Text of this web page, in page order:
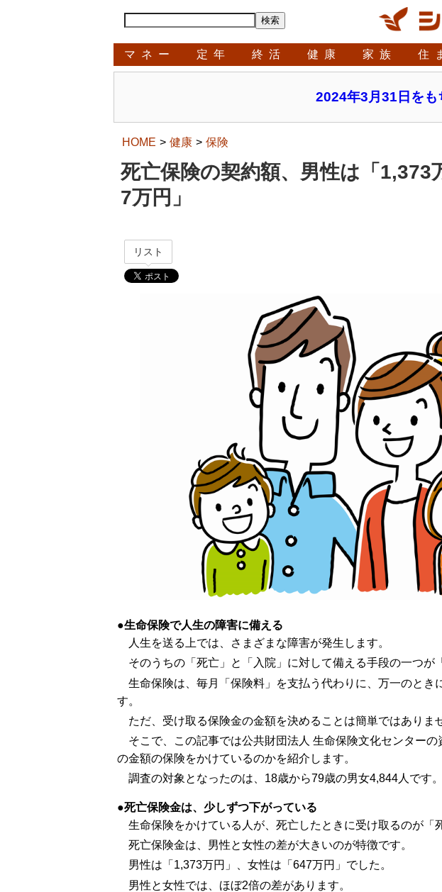
マネー 定年 終活 健康 家族 住
2024年3月31日をも
HOME 健康 保険
死亡保険の契約額、男性は「1,373
7万円」
リスト
生命保険で人生の障害に備える
人生を送る上では、さまざまな障害が発生します。
そのうちの「死亡」と「入院」に対して備える手段の一つが
生命保険は、毎月「保険料」を支払う代わりに、万一のとき
す。
ただ、受け取る保険金の金額を決めることは簡単ではありま
そこで、この記事では公共財団法人 生命保険文化センター
の金額の保険をかけているのかを紹介します。
調査の対象となったのは、18歳から79歳の男女4,844人です。
死亡保険金は、少しずつ下がっている
生命保険をかけている人が、死亡したときに受け取るのが「
死亡保険金は、男性と女性の差が大きいのが特徴です。
男性は「1,373万円」、女性は「647万円」でした。
男性と女性では、ほぼ2倍の差があります。